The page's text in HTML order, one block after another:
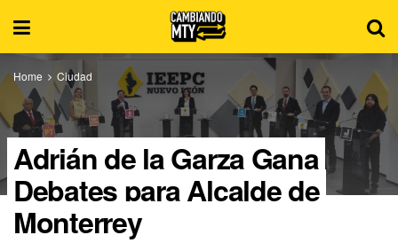
Home Ciudad
Adrián de la Garza Gana
Debates para Alcalde de
Monterrey